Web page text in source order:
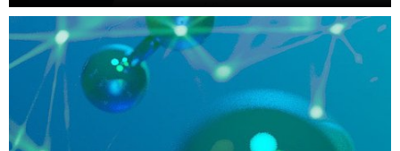
wpływając na redukcję emisji CO2 i śladu węglowego.
Sescom...